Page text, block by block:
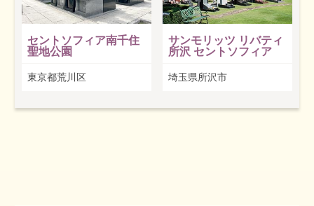
セントソフィア南千住
聖地公園
東京都荒川区
サンモリッツ リバティ
所沢 セントソフィア
埼玉県所沢市